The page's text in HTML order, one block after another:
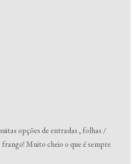
opções de entradas , folhas /
frango! Muito cheio o que é sempre